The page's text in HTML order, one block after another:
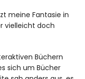
meine Fantasie in
vielleicht doch
Büchern
sich um Bücher